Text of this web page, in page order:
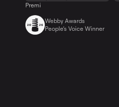
Premi
Webby Awards
People’s Voice Winner